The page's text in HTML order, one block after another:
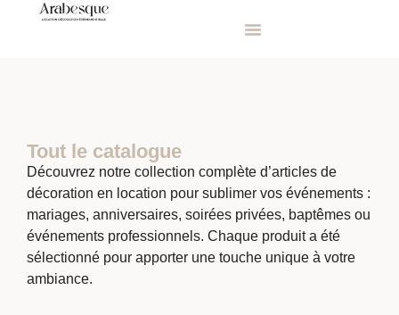
Tout le catalogue
Découvrez notre collection complète d’articles de
décoration en location pour sublimer vos événements :
mariages, anniversaires, soirées privées, baptêmes ou
événements professionnels. Chaque produit a été
sélectionné pour apporter une touche unique à votre
ambiance.